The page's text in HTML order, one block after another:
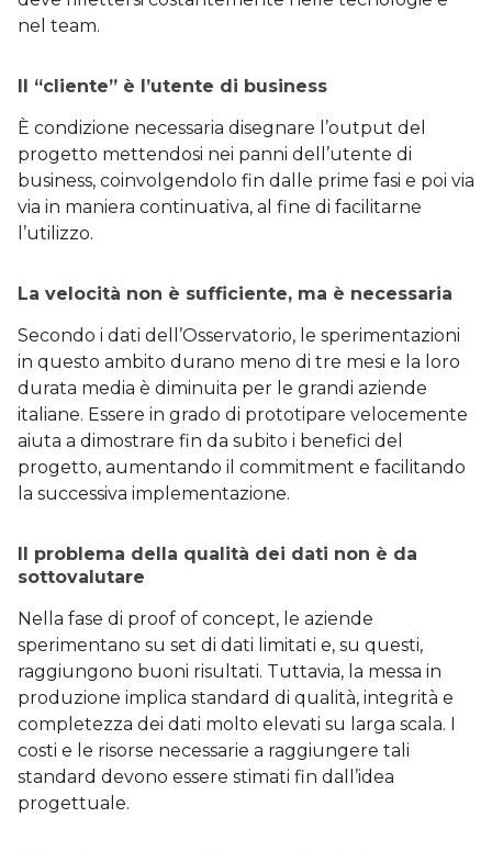
nel team.
Il “cliente” è l’utente di business
È condizione necessaria disegnare l’output del
progetto mettendosi nei panni dell’utente di
business, coinvolgendolo fin dalle prime fasi e poi via
via in maniera continuativa, al fine di facilitarne
l’utilizzo.
La velocità non è sufficiente, ma è necessaria
Secondo i dati dell’Osservatorio, le sperimentazioni
in questo ambito durano meno di tre mesi e la loro
durata media è diminuita per le grandi aziende
italiane. Essere in grado di prototipare velocemente
aiuta a dimostrare fin da subito i benefici del
progetto, aumentando il commitment e facilitando
la successiva implementazione.
Il problema della qualità dei dati non è da
sottovalutare
Nella fase di proof of concept, le aziende
sperimentano su set di dati limitati e, su questi,
raggiungono buoni risultati. Tuttavia, la messa in
produzione implica standard di qualità, integrità e
completezza dei dati molto elevati su larga scala. I
costi e le risorse necessarie a raggiungere tali
standard devono essere stimati fin dall’idea
progettuale.